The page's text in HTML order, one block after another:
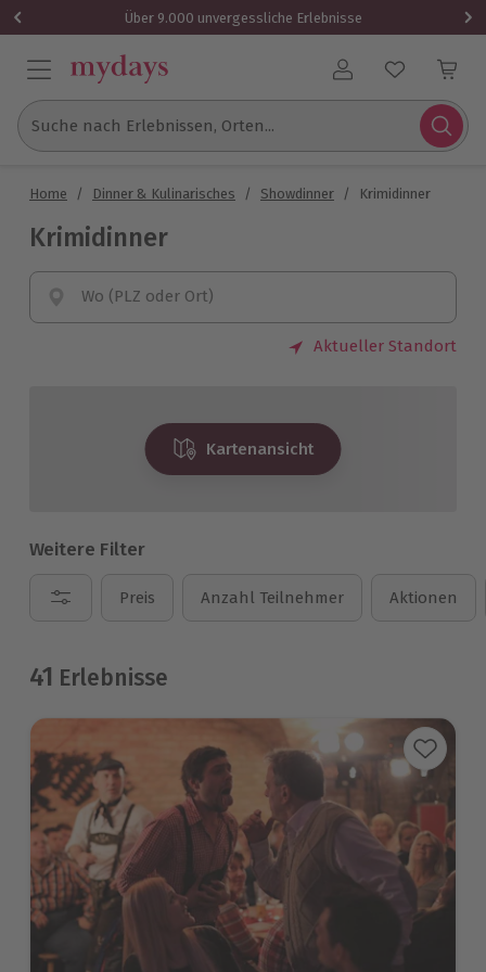
Über 9.000 unvergessliche Erlebnisse
Benutzerkonto
Suche nach Erlebnissen, Orten...
Home / Dinner & Kulinarisches / Showdinner / Krimidinner
Krimidinner
Wo (PLZ oder Ort)
Aktueller Standort
Kartenansicht
Weitere Filter
Preis Anzahl Teilnehmer Aktionen
41 Erlebnisse